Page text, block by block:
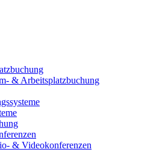
& Arbeitsplatzbuchung
& Videokonferenzen